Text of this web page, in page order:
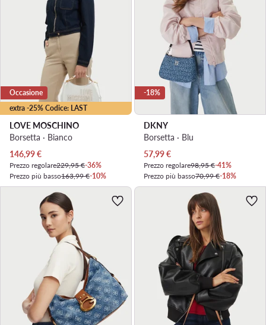
extra -25% Codice: LAST
Occasione
LOVE MOSCHINO
Borsetta · Bianco
Prezzo attuale
146,99€
Prezzo regolare229,95 €-36%
Prezzo più basso163,99 €-10%
-18%
DKNY
Borsetta · Blu
Prezzo attuale
57,99€
Prezzo regolare98,95 €-41%
Prezzo più basso70,99 €-18%